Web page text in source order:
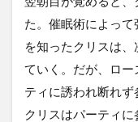
た。催眠術によっ
を知ったクリスは
ていく。だが、ロ
ティに誘われ断れず
クリスはパーティ